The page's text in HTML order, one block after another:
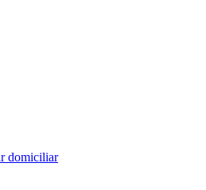
domiciliar